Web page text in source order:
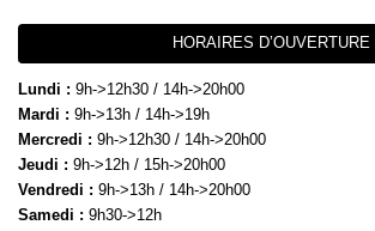
HORAIRES D’OUVERTURE
Lundi : 9h->12h30 / 14h->20h00
Mardi : 9h->13h / 14h->19h
Mercredi : 9h->12h30 / 14h->20h00
Jeudi : 9h->12h / 15h->20h00
Vendredi : 9h->13h / 14h->20h00
Samedi : 9h30->12h